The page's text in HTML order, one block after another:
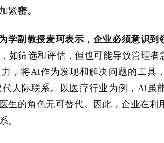
紧密。
学副教授麦珂表示，企业必须意识到
如筛选和评估，但也可能导致管理者
，将AI作为发现和解决问题的工具
人际联系。以医疗行业为例，AI虽
生的角色无可替代。因此，企业在
。